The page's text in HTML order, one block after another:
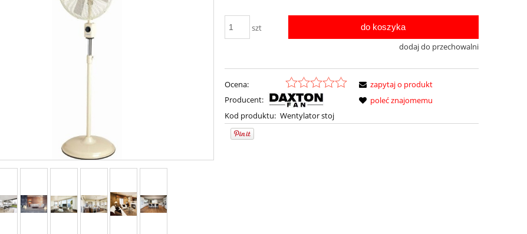
szt do koszyka
dodaj do przechowalni
Ocena:
Producent:
Kod produktu: Wentylator stoj
zapytaj o produkt
poleć znajomemu